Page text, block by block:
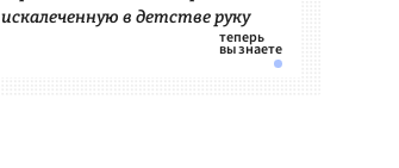
искалеченную в детстве руку